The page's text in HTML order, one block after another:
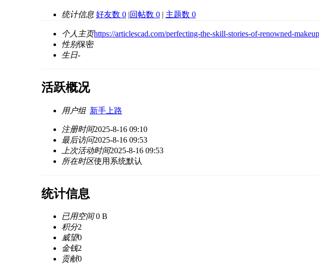
统计信息 好友数 0 |回帖数 0 | 主题数 0
个人主页https://articlescad.com/perfecting-the-skill-stories-of-renowned-
性别保密
生日-
活跃概况
用户组 新手上路
注册时间2025-8-16 09:10
最后访问2025-8-16 09:53
上次活动时间2025-8-16 09:53
所在时区使用系统默认
统计信息
已用空间0 B
积分2
威望0
金钱2
贡献0